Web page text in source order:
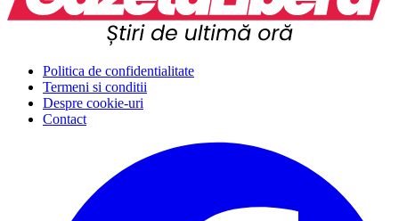
Politica de confidentialitate
Termeni si conditii
Despre cookie-uri
Contact